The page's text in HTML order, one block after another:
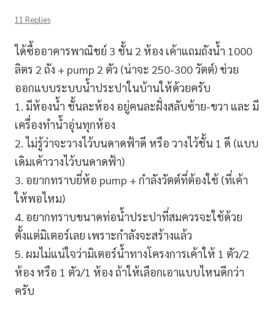
11 Replies
ได้ซื้ออาคารพาณิชย์ 3 ชั้น 2 ห้อง เค้าแถมถังน้ำ 1000
ลิตร 2 ถัง + pump 2 ตัว (น่าจะ 250-300 วัตต์) ช่วย
ออกแบบระบบน้ำประปาในบ้านให้ด้วยครับ
1. มีห้องน้ำ ชั้นละห้อง อยู่คนละฝั่งสลับซ้าย-ขวา และ มี
เครื่องทำน้ำอุ่นทุกห้อง
2. ไม่รู้ว่าจะวางไว้บนดาดฟ้าดี หรือ วางไว้ชั้น 1 ดี (แบบ
เดิมเค้าวางไว้บนดาดฟ้า)
3. อยากทราบยี่ห้อ pump + กำลังวัตต์ที่ต้องใช้ (ที่เค้า
ให้พอไหม)
4. อยากทราบขนาดท่อน้ำประปาที่สมควรจะใช้ด้วย
ตั้งแต่มิเตอร์เลย เพราะกำลังจะสร้างแล้ว
5. ผมไม่แน่ใจว่ามิเตอร์น้ำทางโครงการเค้าให้ 1 ตัว/2
ห้อง หรือ 1 ตัว/1 ห้อง ถ้าให้เลือกเอาแบบไหนดีกว่า
ครับ